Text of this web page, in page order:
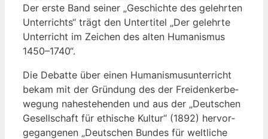
Der ers­te Band sei­ner „Geschich­te des gelehr­ten
Unter­richts“ trägt den Unter­ti­tel „Der gelehr­te
Unter­richt im Zei­chen des alten Huma­nis­mus
1450–1740“.
Die Debat­te über einen Huma­nis­mus­un­ter­richt
bekam mit der Grün­dung des der Frei­den­ker­be­
we­gung nahe­ste­hen­den und aus der „Deut­schen
Gesell­schaft für ethi­sche Kul­tur“ (1892) her­vor­
ge­gan­ge­nen „Deut­schen Bun­des für welt­li­che